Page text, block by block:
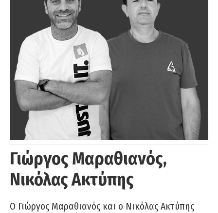
Γιώργος Μαραθιανός,
Νικόλας Ακτύπης
Ο Γιώργος Μαραθιανός και ο Νικόλας Ακτύπης